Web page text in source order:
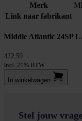
Merk
Link naar fabrikant
Middle Atlantic 24SP
422,59
Incl. 21% BTW
In winkel­wagen
Stel jouw